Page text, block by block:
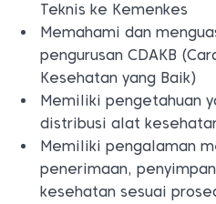
Teknis ke Kemenkes
Memahami dan
pengurusan CDAKB
Kesehatan yang Baik)
Memiliki pengetahuan
distribusi alat
Memiliki pengalaman
penerimaan,
kesehatan sesuai